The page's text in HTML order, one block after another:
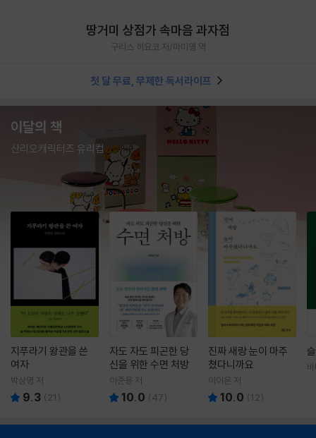
땅거미 상점가 속마음 과자점
구리스 히요코 저/마미영 역
첫 달 무료, 무제한 독서라이프
이달의 책
산리오캐릭터즈 유리컵
지푸라기 왕관을 쓴
여자
박상영 저
9.3 ( 21 )
자도 자도 피곤한 당
신을 위한 수면 처방
이준용 저
10.0 (47)
진짜 새랑 눈이 마주
쳤다니까요
이이은 저
10.0 (12)